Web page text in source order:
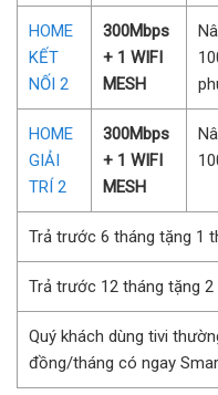
HOME
KẾT
NỐI 2
300Mbps
+ 1 WIFI
MESH
HOME
GIẢI
TRÍ 2
300Mbps
+ 1 WIFI
MESH
Trả trước 6 tháng tặng 1
Trả trước 12 tháng tặng 2
Quý khách dùng tivi
đồng/tháng có ngay